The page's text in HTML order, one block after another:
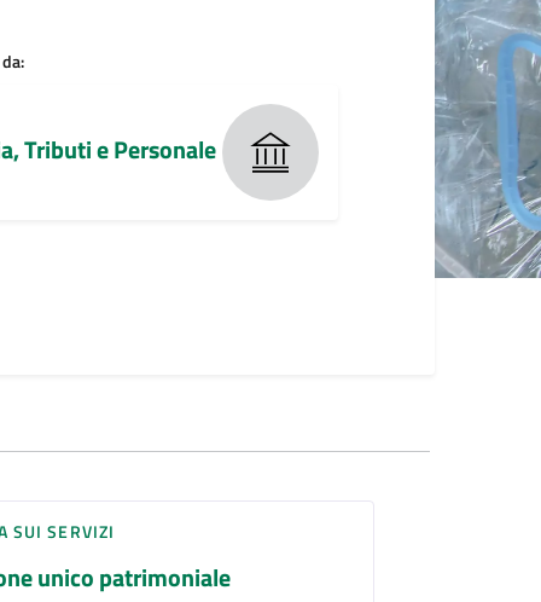
Tributi e Personale
SUI SERVIZI
unico patrimoniale